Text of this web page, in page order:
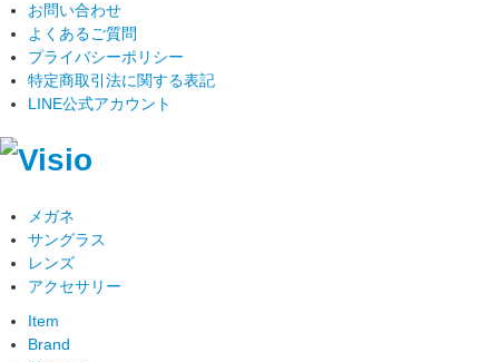
お問い合わせ
よくあるご質問
プライバシーポリシー
特定商取引法に関する表記
LINE公式アカウント
メガネ
サングラス
レンズ
アクセサリー
Item
Brand